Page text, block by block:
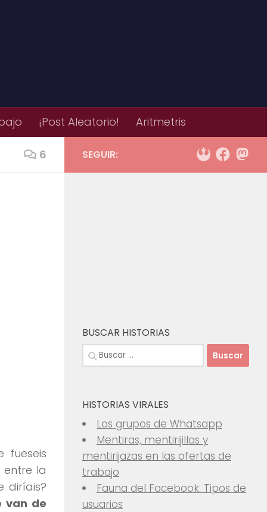
¡Post Aleatorio! Aritmetris
6
fueseis
la
diríais?
van de
SEGUIR:
BUSCAR HISTORIAS
Buscar:
HISTORIAS VIRALES
Los grupos de Whatsapp
Mentiras, mentirijillas y
mentirijazas en las ofertas de
trabajo
Fauna del Facebook: Tipos de
usuarios